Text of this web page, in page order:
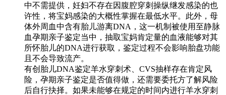
中不需提供，妊妇不存在因腹腔穿刺操纵继发感染的也
许性，将宝妈感染的大概性掌握在最低水平。此外，母
体外周血中含有胎儿游离DNA，这一机制被使用至静脉
血孕期亲子鉴定当中，抽取宝妈肯定量的血液能够对其
所怀胎儿的DNA进行获取，鉴定过程不会影响胎盘功能
且不会导致流产。
有创胎儿DNA鉴定羊水穿刺术、CVS抽样存在肯定风
险，孕期亲子鉴定是否值得做，还需要委托方了解风险
后自行抉择。如果未能够在规定的时间内进行羊水穿刺